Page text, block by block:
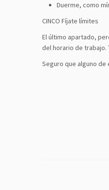
Duerme, como
CINCO Fíjate límites
El último apartado,
del horario de trabajo.
Seguro que alguno de